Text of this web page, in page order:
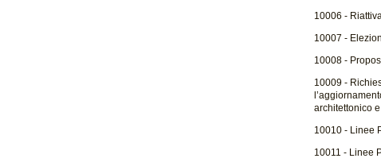
10006 -
10007 -
10008 -
10009 -
architettonico
10010 - Linee
10011 - Linee